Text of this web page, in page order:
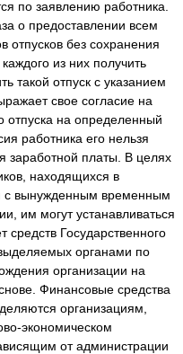
по заявлению работника.
о предоставлении всем
отпусков без сохранения
из них получить
такой отпуск с указанием
свое согласие на
отпуска на определенный
работника его нельзя
заработной платы. В целях
находящихся в
с вынужденным временным
им могут устанавливаться
Государственного
органами по
организации на
Финансовые средства
организациям,
экономическом
от администрации